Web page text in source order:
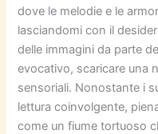
dove le melodie e le
lasciandomi con il
delle immagini da parte
evocativo, scaricare una
sensoriali. Nonostante i
lettura coinvolgente,
come un fiume tortuoso